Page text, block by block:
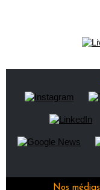
Nos médias